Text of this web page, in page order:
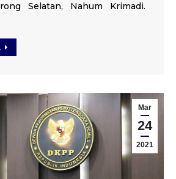
Selatan, Nahum Krimadi.
Mar
24
2021